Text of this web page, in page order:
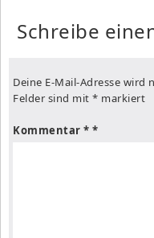
Schreibe
Deine E-Mail-Adresse
Felder sind mit * markiert
Kommentar *